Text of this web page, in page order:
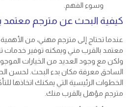
وسوء الفهم.
كيفية البحث عن مترجم معتمد
عندما تحتاج إلى مترجم مهني، من
معتمد بالقرب مني ويمكنه توفير خدمات
ولكن مع وجود العديد من الخيارات
الساحق معرفة مكان بدء البحث. لحسن
الخطوات الرئيسية التي يمكنك اتخاذها
مترجم مؤهل بالقرب منك.